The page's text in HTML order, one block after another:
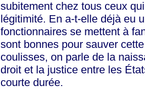
subitement chez tous ceux
légitimité. En a-t-elle déjà eu
fonctionnaires se mettent à
sont bonnes pour sauver
coulisses, on parle de la
droit et la justice entre les
courte durée.